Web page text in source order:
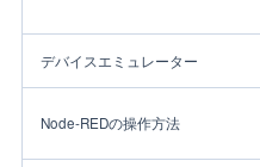
デバイスエミュレーター
Node-REDの操作方法